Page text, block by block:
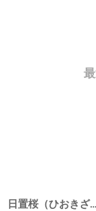
日置桜（ひおきざくら） 純米吟醸生詰 青水緑山 2BY 720ml